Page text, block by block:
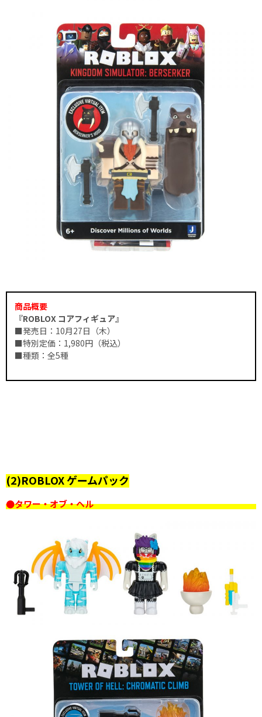
商品概要
『ROBLOX コアフィギュア』
■発売日：10月27日（木）
■特別定価：1,980円（税込）
■種類：全5種
(2)ROBLOX ゲームパック
●タワー・オブ・ヘル